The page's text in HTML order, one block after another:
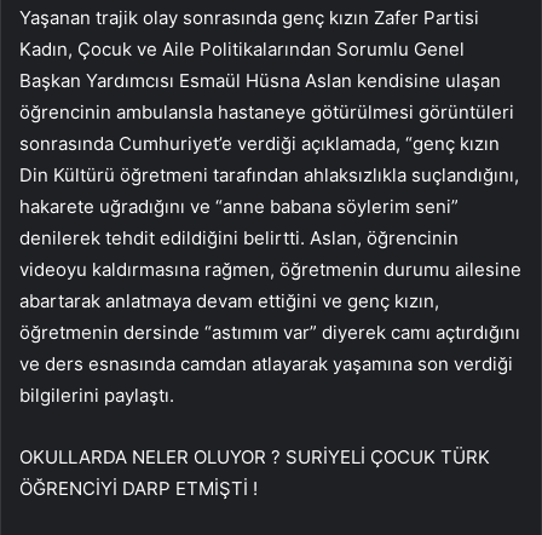
Yaşanan trajik olay sonrasında genç kızın Zafer Partisi
Kadın, Çocuk ve Aile Politikalarından Sorumlu Genel
Başkan Yardımcısı Esmaül Hüsna Aslan kendisine ulaşan
öğrencinin ambulansla hastaneye götürülmesi görüntüleri
sonrasında Cumhuriyet’e verdiği açıklamada, “genç kızın
Din Kültürü öğretmeni tarafından ahlaksızlıkla suçlandığını,
hakarete uğradığını ve “anne babana söylerim seni”
denilerek tehdit edildiğini belirtti. Aslan, öğrencinin
videoyu kaldırmasına rağmen, öğretmenin durumu ailesine
abartarak anlatmaya devam ettiğini ve genç kızın,
öğretmenin dersinde “astımım var” diyerek camı açtırdığını
ve ders esnasında camdan atlayarak yaşamına son verdiği
bilgilerini paylaştı.
OKULLARDA NELER OLUYOR ? SURİYELİ ÇOCUK TÜRK
ÖĞRENCİYİ DARP ETMİŞTİ !